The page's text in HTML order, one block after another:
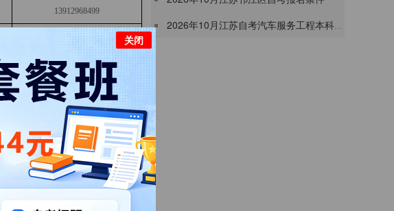
13912968499
57077016
13813887067
​2026年10月江苏自考汽车服务工程本科报名时间9月1-5日
关闭